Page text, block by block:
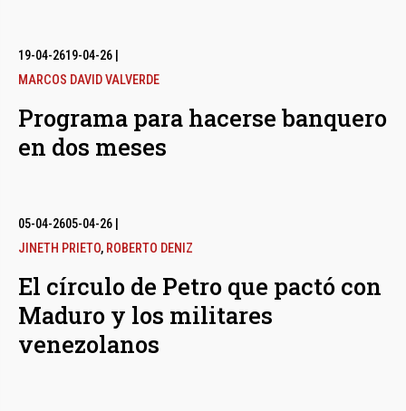
19-04-2619-04-26
MARCOS DAVID VALVERDE
Programa para hacerse banquero
en dos meses
05-04-2605-04-26
JINETH PRIETO, ROBERTO DENIZ
El círculo de Petro que pactó con
Maduro y los militares
venezolanos